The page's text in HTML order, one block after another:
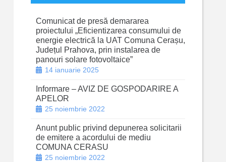
Comunicat de presă demararea
proiectului „Eficientizarea consumului de
energie electrică la UAT Comuna Cerașu,
Județul Prahova, prin instalarea de
panouri solare fotovoltaice”
14 ianuarie 2025
Informare – AVIZ DE GOSPODARIRE A
APELOR
25 noiembrie 2022
Anunt public privind depunerea solicitarii
de emitere a acordului de mediu
COMUNA CERASU
25 noiembrie 2022